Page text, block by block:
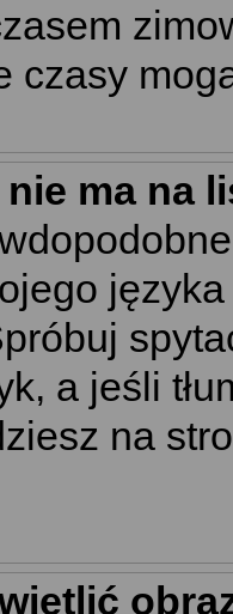
czasy
ma na
a jeśli
na